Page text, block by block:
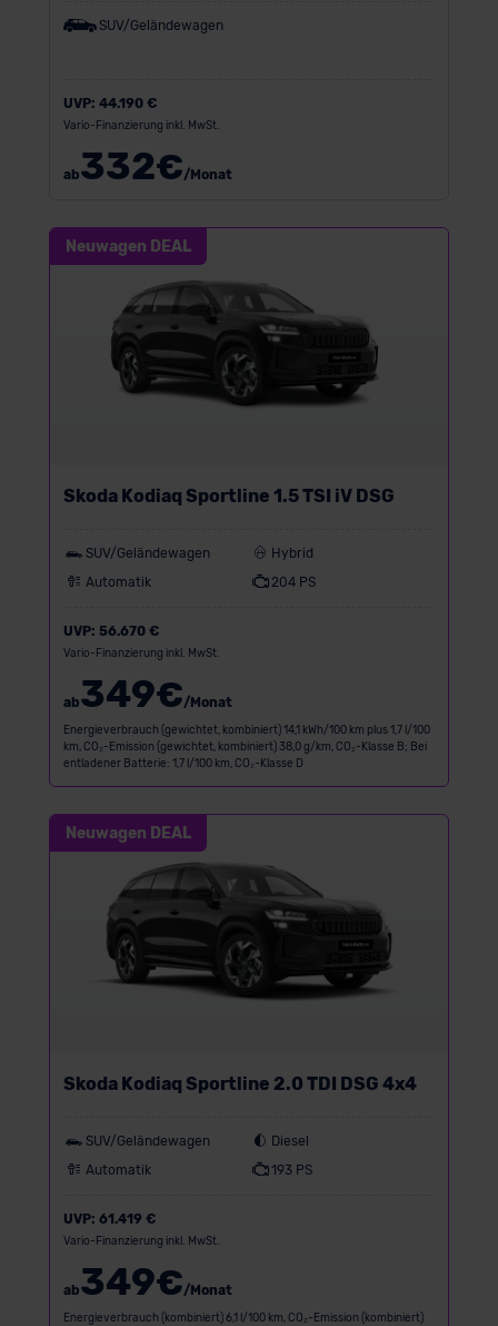
SUV/Geländewagen
UVP: 44.190 €
Vario-Finanzierung inkl. MwSt.
ab332€/Monat
Neuwagen DEAL
Skoda Kodiaq Sportline 1.5 TSI iV DSG
SUV/Geländewagen
Hybrid
Automatik
204 PS
UVP: 56.670 €
Vario-Finanzierung inkl. MwSt.
ab349€/Monat
Energieverbrauch (gewichtet, kombiniert) 14,1 kWh/100 km plus 1,7 l/100
km, CO₂-Emission (gewichtet, kombiniert) 38,0 g/km, CO₂-Klasse B; Bei
entladener Batterie: 1,7 l/100 km, CO₂-Klasse D
Neuwagen DEAL
Skoda Kodiaq Sportline 2.0 TDI DSG 4x4
SUV/Geländewagen
Diesel
Automatik
193 PS
UVP: 61.419 €
Vario-Finanzierung inkl. MwSt.
ab349€/Monat
Energieverbrauch (kombiniert) 6,1 l/100 km, CO₂-Emission (kombiniert)